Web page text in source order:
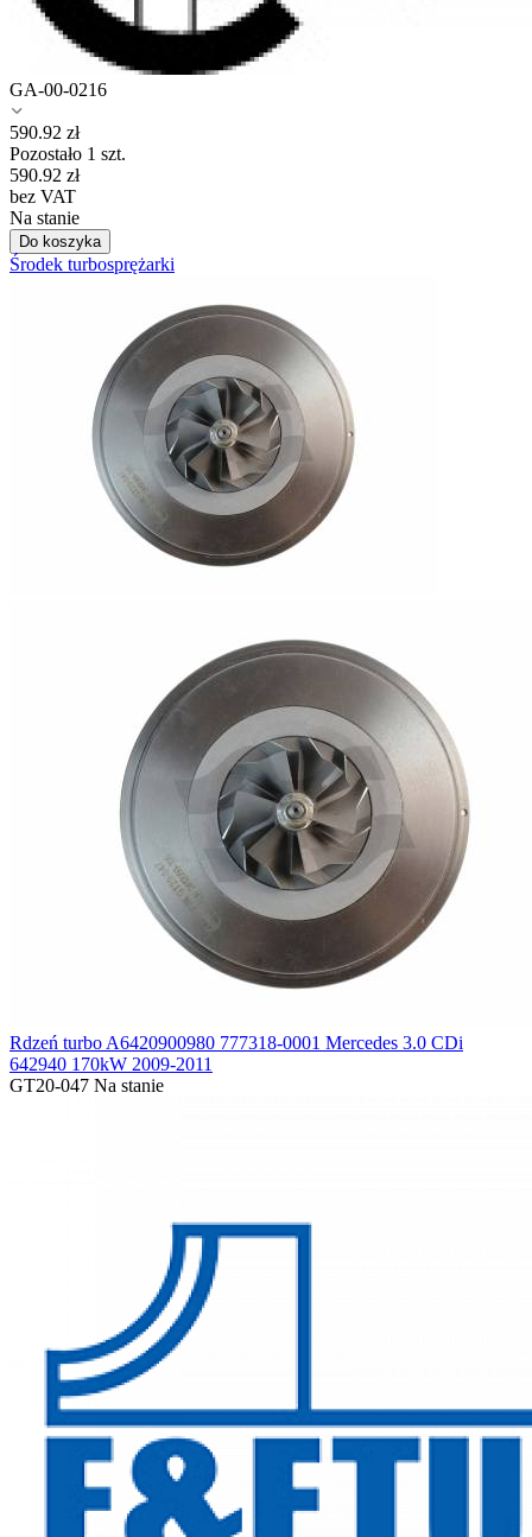
GA-00-0216
590.92 zł
Pozostało 1 szt.
590.92 zł
bez VAT
Na stanie
Do koszyka
Środek turbosprężarki
Rdzeń turbo A6420900980 777318-0001 Mercedes 3.0 CDi
642940 170kW 2009-2011
GT20-047 Na stanie